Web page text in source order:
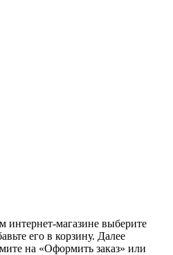
интернет-магазине выберите
его в корзину. Далее
на «Оформить заказ» или